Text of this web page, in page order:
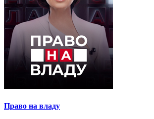
Право на владу